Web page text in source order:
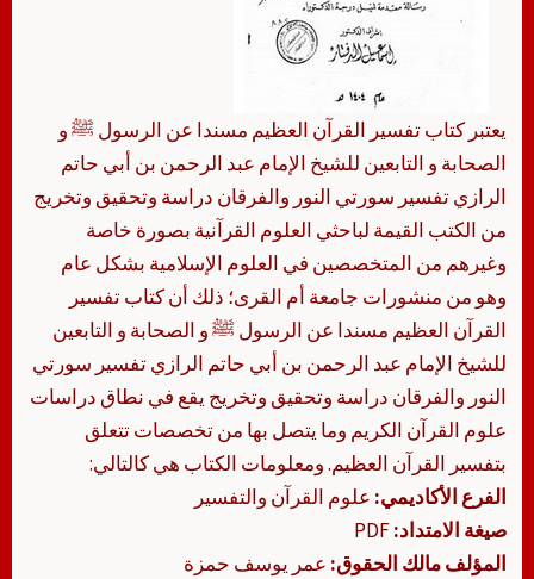
يعتبر كتاب تفسير القرآن العظيم مسندا عن الرسول ﷺ و
الصحابة و التابعين للشيخ الإمام عبد الرحمن بن أبي حاتم
الرازي تفسير سورتي النور والفرقان دراسة وتحقيق وتخريج
من الكتب القيمة لباحثي العلوم القرآنية بصورة خاصة
وغيرهم من المتخصصين في العلوم الإسلامية بشكل عام
وهو من منشورات جامعة أم القرى؛ ذلك أن كتاب تفسير
القرآن العظيم مسندا عن الرسول ﷺ و الصحابة و التابعين
للشيخ الإمام عبد الرحمن بن أبي حاتم الرازي تفسير سورتي
النور والفرقان دراسة وتحقيق وتخريج يقع في نطاق دراسات
علوم القرآن الكريم وما يتصل بها من تخصصات تتعلق
بتفسير القرآن العظيم. ومعلومات الكتاب هي كالتالي:
الفرع الأكاديمي: علوم القرآن والتفسير
صيغة الامتداد:
المؤلف مالك الحقوق: عمر يوسف حمزة